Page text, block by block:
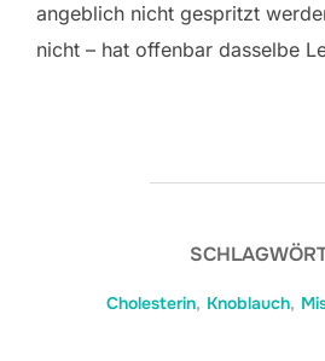
angeblich nicht gespritzt
nicht – hat offenbar dasselbe
Cholesterin, Knoblauch,